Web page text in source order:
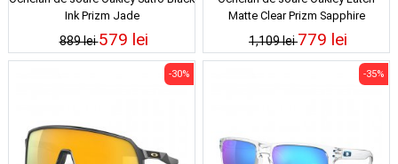
Ink Prizm Jade
889 lei579 lei
Matte Clear Prizm Sapphire
Polarized
1,109 lei779 lei
-30% -35%